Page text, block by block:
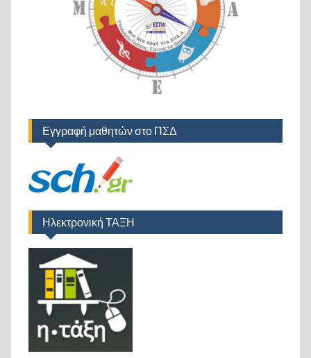
Εγγραφή μαθητών στο ΠΣΔ
Ηλεκτρονική ΤΑΞΗ